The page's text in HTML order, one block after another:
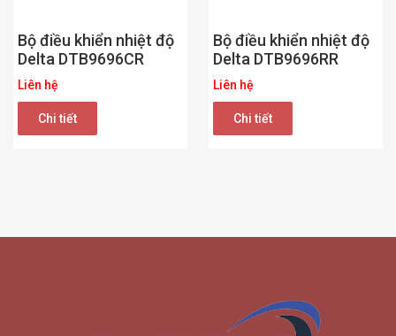
Bộ điều khiển nhiệt độ
Delta DTB9696CR
Liên hệ
Chi tiết
Bộ điều khiển nhiệt độ
Delta DTB9696RR
Liên hệ
Chi tiết